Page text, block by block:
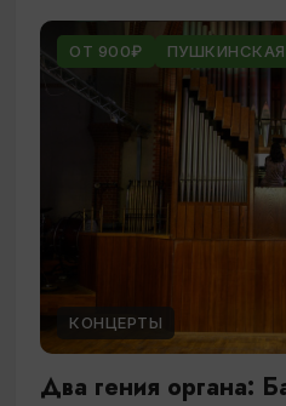
ОТ 900₽ ПУШКИНСКАЯ
КОНЦЕРТЫ
Два гения органа: